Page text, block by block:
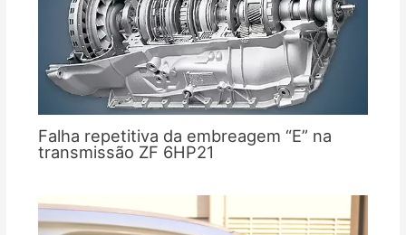
Falha repetitiva da embreagem “E” na
transmissão ZF 6HP21